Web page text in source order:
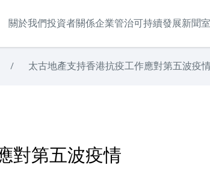
關於我們投資者關係企業管治可持續發展新聞室
/ 太古地產支持香港抗疫工作應對第五波疫
對第五波疫情